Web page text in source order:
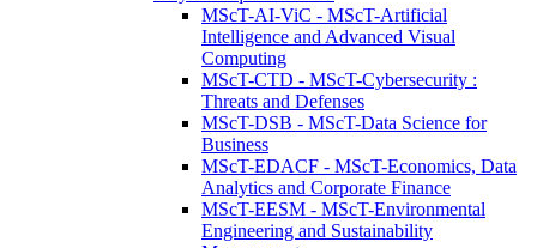
MScT-AI-ViC - MScT-Artificial
Intelligence and Advanced Visual
Computing
MScT-CTD - MScT-Cybersecurity :
Threats and Defenses
MScT-DSB - MScT-Data Science for
Business
MScT-EDACF - MScT-Economics, Data
Analytics and Corporate Finance
MScT-EESM - MScT-Environmental
Engineering and Sustainability